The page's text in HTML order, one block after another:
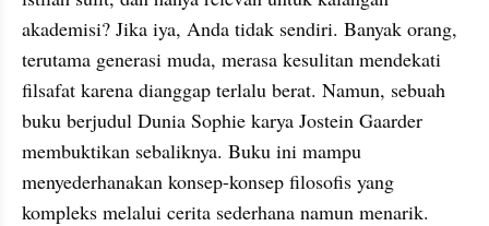
akademisi? Jika iya, Anda tidak sendiri. Banyak orang,
terutama generasi muda, merasa kesulitan mendekati
filsafat karena dianggap terlalu berat. Namun, sebuah
buku berjudul Dunia Sophie karya Jostein Gaarder
membuktikan sebaliknya. Buku ini mampu
menyederhanakan konsep-konsep filosofis yang
kompleks melalui cerita sederhana namun menarik.